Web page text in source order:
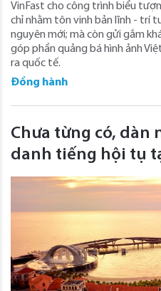
VinFast cho công trình biểu
chỉ nhằm tôn vinh bản lĩnh - trí
nguyên mới; mà còn gửi gắm
góp phần quảng bá hình ảnh
ra quốc tế.
Đồng hành
Chưa từng có, dàn
danh tiếng hội tụ